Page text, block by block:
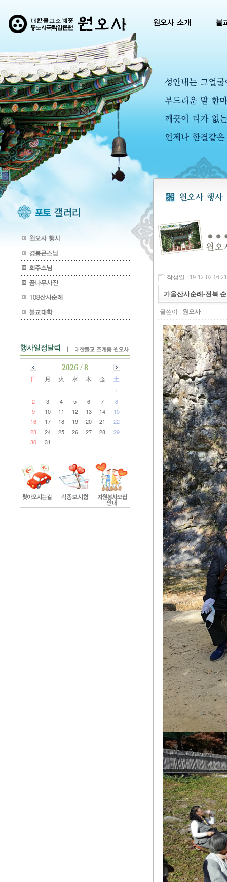
2026 / 8
日 月 火 水 木 金 土
1
2
3 4 5 6 7
8
9
10 11 12 13 14
15
16
17 18 19 20 21
22
23
24 25 26 27 28
29
30
31
작성일 : 19-12-02 16:21
가을산사순례-전북
글쓴이 : 원오사